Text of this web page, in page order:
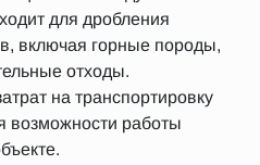
для дробления
включая горные породы,
отходы.
на транспортировку
возможности работы